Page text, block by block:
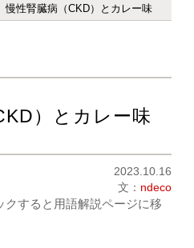
慢性腎臓病（CKD）とカレー味
）とカレー味
2023.10.16
文： ndeco
クすると用語解説ページに移